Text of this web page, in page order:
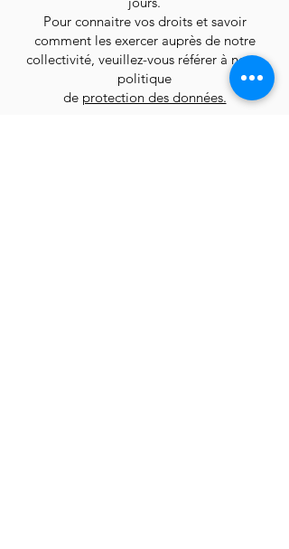
Pour connaitre vos droits et savoir
comment les exercer auprès de notre
collectivité, veuillez-vous référer à notre
politique
de protection des données.